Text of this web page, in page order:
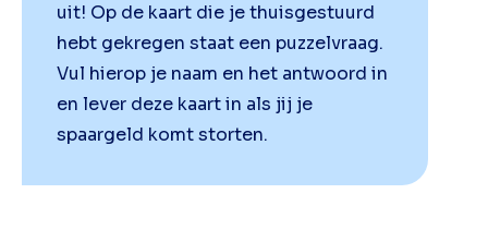
uit! Op de kaart die je thuisgestuurd
hebt gekregen staat een puzzelvraag.
Vul hierop je naam en het antwoord in
en lever deze kaart in als jij je
spaargeld komt storten.